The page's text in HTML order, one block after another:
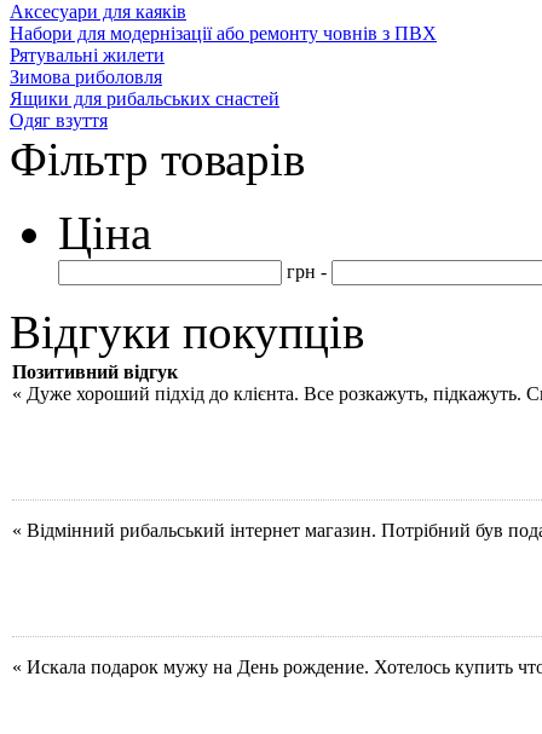
Аксесуари для каяків
Набори для модернізації або ремонту човнів з ПВХ
Рятувальні жилети
Зимова риболовля
Ящики для рибальських снастей
Одяг взуття
Фільтр товарів
Ціна
грн -
Відгуки покупців
Позитивний відгук
« Дуже хороший підхід до клієнта. Все розкажуть, підкажуть.
« Відмінний рибальський інтернет магазин. Потрібний був
« Искала подарок мужу на День рождение. Хотелось купить